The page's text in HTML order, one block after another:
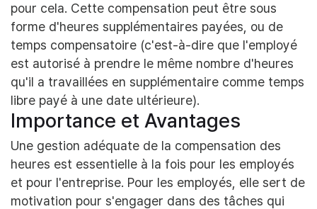
pour cela. Cette compensation peut être sous
forme d'heures supplémentaires payées, ou de
temps compensatoire (c'est-à-dire que l'employé
est autorisé à prendre le même nombre d'heures
qu'il a travaillées en supplémentaire comme temps
libre payé à une date ultérieure).
Importance et Avantages
Une gestion adéquate de la compensation des
heures est essentielle à la fois pour les employés
et pour l'entreprise. Pour les employés, elle sert de
motivation pour s'engager dans des tâches qui